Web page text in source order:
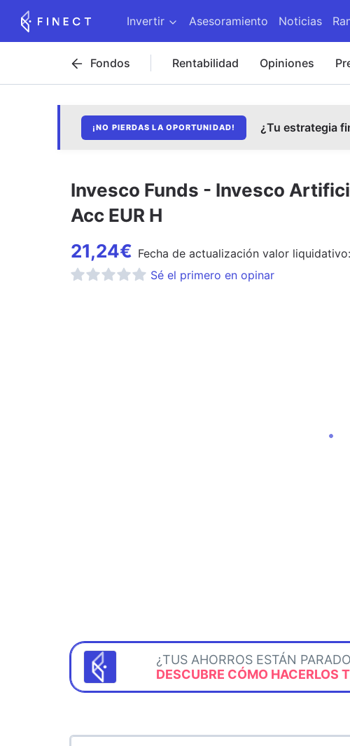
Invertir Asesoramiento Noticias
Fondos Rentabilidad Opiniones
¡NO PIERDAS LA OPORTUNIDAD! ¿Tu estrategia
Invesco Funds - Invesco
Acc EUR H
21,24€ Fecha de actualización valor liquidativo:
Sé el primero en opinar
¿TUS AHORROS ESTÁN
DESCUBRE CÓMO HACERLOS